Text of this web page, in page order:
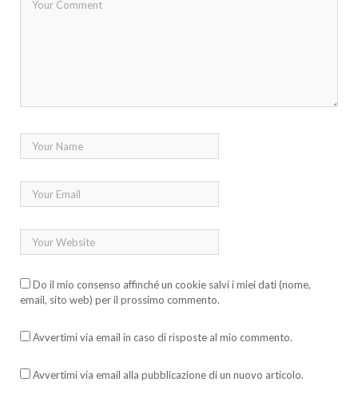
Do il mio consenso affinché un cookie salvi i miei dati (nome,
email, sito web) per il prossimo commento.
Avvertimi via email in caso di risposte al mio commento.
Avvertimi via email alla pubblicazione di un nuovo articolo.